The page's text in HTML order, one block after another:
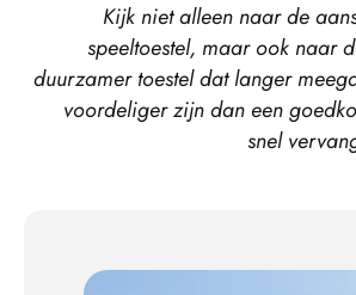
Kijk niet alleen naar de
speeltoestel, maar ook naar
duurzamer toestel dat langer
voordeliger zijn dan een
snel